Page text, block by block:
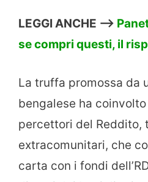
LEGGI ANCHE –>
se compri questi, il
La truffa promossa da
bengalese ha
percettori del Reddito,
extracomunitari, che
carta con i fondi